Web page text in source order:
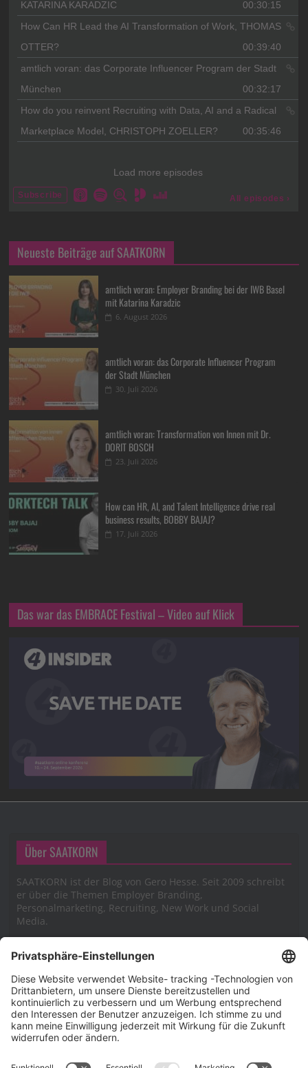
Neueste Beiträge auf SAATKORN
amtlich voran: Employer Branding bei der IWB Basel
mit Katarina Karadzic
6. August 2026
amtlich voran: das Corporate Influencer Program
der Stadt München
30. Juli 2026
amtlich voran: Transformation von Innen mit Dr.
DORIT BOSCH
23. Juli 2026
How can HR, AI, and Talent Intelligence drive real
business results, BOBBY BAJAJ?
17. Juli 2026
Das war das EMBRACE Festival – Video auf Klick
Über SAATKORN
SAATKORN ist der Blog von Gero Hesse. Seit 2009 schreibt
er über die Themen Employer Branding,
Personalmarketing, Recruiting, New Work und Social
Media.
Impressum
Impressum